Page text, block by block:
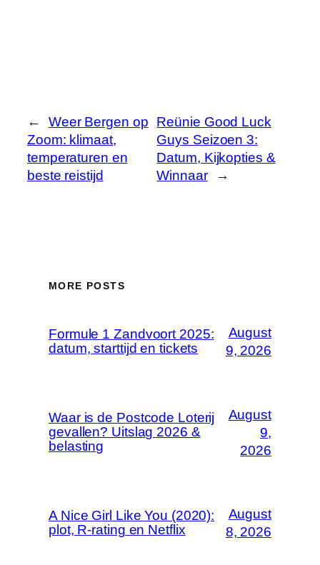
←
Weer Bergen op
Zoom: klimaat,
temperaturen en
beste reistijd
Reünie Good Luck
Guys Seizoen 3:
Datum, Kijkopties &
Winnaar
→
MORE POSTS
Formule 1 Zandvoort 2025:
datum, starttijd en tickets
August
9, 2026
Waar is de Postcode Loterij
gevallen? Uitslag 2026 &
belasting
August
9,
2026
A Nice Girl Like You (2020):
plot, R-rating en Netflix
August
8, 2026